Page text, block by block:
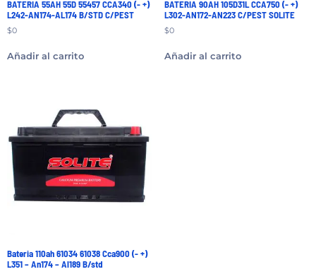
BATERIA 55AH 55D 55457 CCA340 (- +)
L242-AN174-AL174 B/STD C/PEST
$0
Añadir al carrito
BATERIA 90AH 105D31L CCA750 (- +)
L302-AN172-AN223 C/PEST SOLITE
$0
Añadir al carrito
Bateria 110ah 61034 61038 Cca900 (- +)
L351 – An174 – Al189 B/std